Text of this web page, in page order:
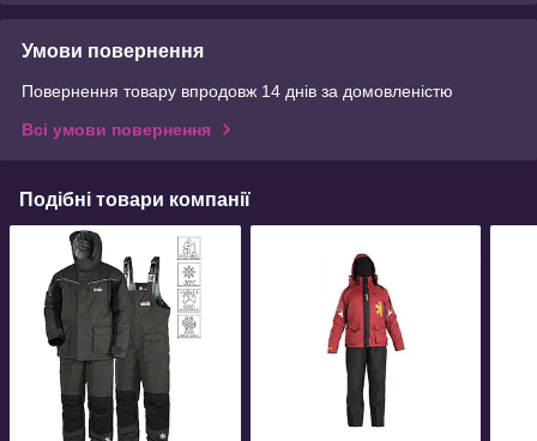
Умови повернення
Повернення товару впродовж 14 днів за домовленістю
Всі умови повернення
Подібні товари компанії